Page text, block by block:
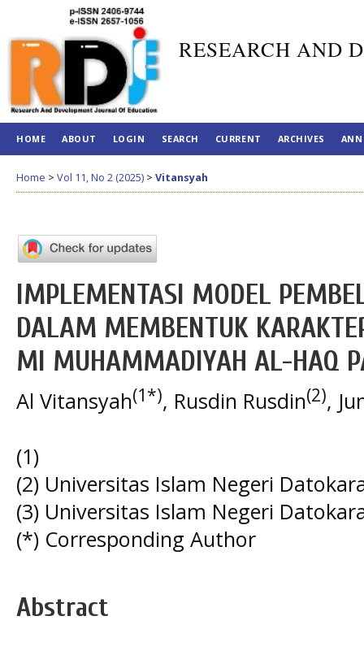
RESEARCH AND
HOME ABOUT LOGIN SEARCH CURRENT ARCHIVES
Home > Vol 11, No 2 (2025) > Vitansyah
IMPLEMENTASI MODEL
DALAM MEMBENTUK
MI MUHAMMADIYAH AL-HAQ
Al Vitansyah(1*), Rusdin Rusdin(2),
(1)
(2) Universitas Islam Negeri
(3) Universitas Islam Negeri
(*) Corresponding Author
Abstract